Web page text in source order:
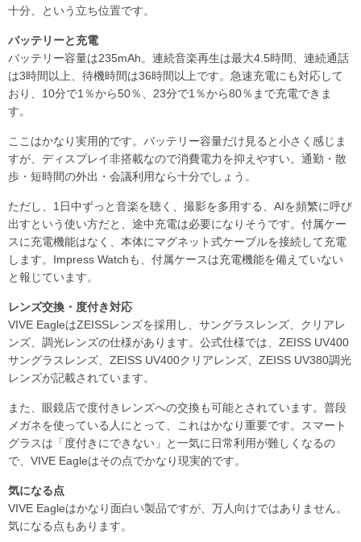
十分、という立ち位置です。
バッテリーと充電
バッテリー容量は235mAh。連続音楽再生は最大4.5時間、連続通話
は3時間以上、待機時間は36時間以上です。急速充電にも対応して
おり、10分で1％から50％、23分で1％から80％まで充電できま
す。
ここはかなり実用的です。バッテリー容量だけ見ると小さく感じま
すが、ディスプレイ非搭載なので消費電力を抑えやすい。通勤・散
歩・短時間の外出・会議利用なら十分でしょう。
ただし、1日中ずっと音楽を聴く、撮影を多用する、AIを頻繁に呼び
出すという使い方だと、途中充電は必要になりそうです。付属ケー
スに充電機能はなく、本体にマグネット式ケーブルを接続して充電
します。Impress Watchも、付属ケースは充電機能を備えていない
と報じています。
レンズ交換・度付き対応
VIVE EagleはZEISSレンズを採用し、サングラスレンズ、クリアレ
ンズ、調光レンズの仕様があります。公式仕様では、ZEISS UV400
サングラスレンズ、ZEISS UV400クリアレンズ、ZEISS UV380調光
レンズが記載されています。
また、眼鏡店で度付きレンズへの交換も可能とされています。普段
メガネを使っている人にとって、これはかなり重要です。スマート
グラスは「度付きにできない」と一気に日常利用が難しくなるの
で、VIVE Eagleはその点でかなり現実的です。
気になる点
VIVE Eagleはかなり面白い製品ですが、万人向けではありません。
気になる点もあります。